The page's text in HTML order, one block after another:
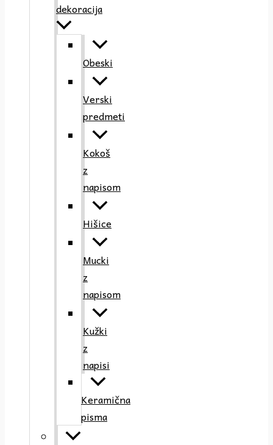
dekoracija
Obeski
Verski
predmeti
Kokoš
z
napisom
Hišice
Mucki
z
napisom
Kužki
z
napisi
Keramična
pisma